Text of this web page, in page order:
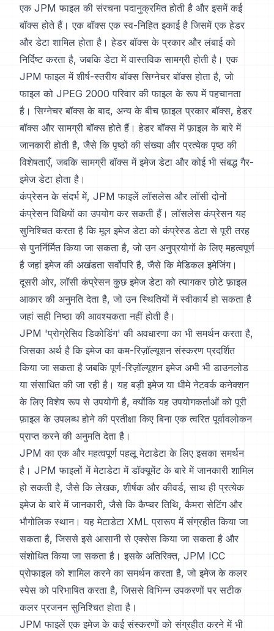
एक JPM फाइल की संरचना पदानुक्रमित होती है और इसमें कई
बॉक्स होते हैं। एक बॉक्स एक स्व-निहित इकाई है जिसमें एक हेडर
और डेटा शामिल होता है। हेडर बॉक्स के प्रकार और लंबाई को
निर्दिष्ट करता है, जबकि डेटा में वास्तविक सामग्री होती है। एक
JPM फाइल में शीर्ष-स्तरीय बॉक्स सिग्नेचर बॉक्स होता है, जो
फाइल को JPEG 2000 परिवार की फाइल के रूप में पहचानता
है। सिग्नेचर बॉक्स के बाद, अन्य के बीच फ़ाइल प्रकार बॉक्स, हेडर
बॉक्स और सामग्री बॉक्स होते हैं। हेडर बॉक्स में फ़ाइल के बारे में
जानकारी होती है, जैसे कि पृष्ठों की संख्या और प्रत्येक पृष्ठ की
विशेषताएँ, जबकि सामग्री बॉक्स में इमेज डेटा और कोई भी संबद्ध गैर-
इमेज डेटा होता है।
कंप्रेसन के संदर्भ में, JPM फाइलें लॉसलेस और लॉसी दोनों
कंप्रेसन विधियों का उपयोग कर सकती हैं। लॉसलेस कंप्रेसन यह
सुनिश्चित करता है कि मूल इमेज डेटा को कंप्रेस्ड डेटा से पूरी तरह
से पुनर्निर्मित किया जा सकता है, जो उन अनुप्रयोगों के लिए महत्वपूर्ण
है जहां इमेज की अखंडता सर्वोपरि है, जैसे कि मेडिकल इमेजिंग।
दूसरी ओर, लॉसी कंप्रेसन कुछ इमेज डेटा को त्यागकर छोटे फ़ाइल
आकार की अनुमति देता है, जो उन स्थितियों में स्वीकार्य हो सकता है
जहां सही निष्ठा की आवश्यकता नहीं होती है।
JPM 'प्रोग्रेसिव डिकोडिंग' की अवधारणा का भी समर्थन करता है,
जिसका अर्थ है कि इमेज का कम-रिज़ॉल्यूशन संस्करण प्रदर्शित
किया जा सकता है जबकि पूर्ण-रिज़ॉल्यूशन इमेज अभी भी डाउनलोड
या संसाधित की जा रही है। यह बड़ी इमेज या धीमे नेटवर्क कनेक्शन
के लिए विशेष रूप से उपयोगी है, क्योंकि यह उपयोगकर्ताओं को पूरी
फ़ाइल के उपलब्ध होने की प्रतीक्षा किए बिना एक त्वरित पूर्वावलोकन
प्राप्त करने की अनुमति देता है।
JPM का एक और महत्वपूर्ण पहलू मेटाडेटा के लिए इसका समर्थन
है। JPM फाइलों में मेटाडेटा में डॉक्यूमेंट के बारे में जानकारी शामिल
हो सकती है, जैसे कि लेखक, शीर्षक और कीवर्ड, साथ ही प्रत्येक
इमेज के बारे में जानकारी, जैसे कि कैप्चर तिथि, कैमरा सेटिंग और
भौगोलिक स्थान। यह मेटाडेटा XML प्रारूप में संग्रहीत किया जा
सकता है, जिससे इसे आसानी से एक्सेस किया जा सकता है और
संशोधित किया जा सकता है। इसके अतिरिक्त, JPM ICC
प्रोफाइल को शामिल करने का समर्थन करता है, जो इमेज के कलर
स्पेस को परिभाषित करता है, जिससे विभिन्न उपकरणों पर सटीक
कलर प्रजनन सुनिश्चित होता है।
JPM फाइलें एक इमेज के कई संस्करणों को संग्रहीत करने में भी